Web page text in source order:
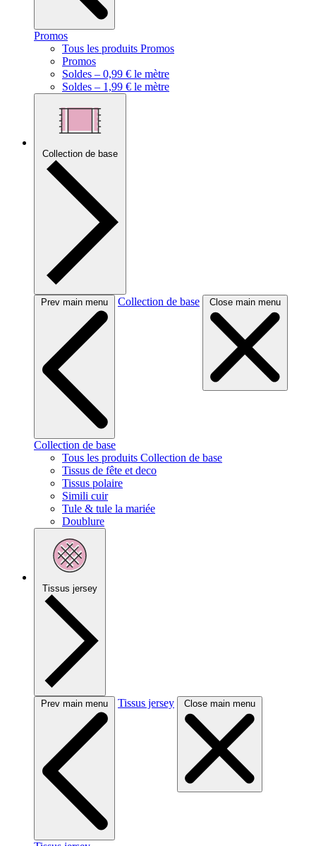
Promos
Tous les produits Promos
Promos
Soldes – 0,99 € le mètre
Soldes – 1,99 € le mètre
Collection de base
Prev main menu Collection de base Close main menu
Collection de base
Tous les produits Collection de base
Tissus de fête et deco
Tissus polaire
Simili cuir
Tule & tule la mariée
Doublure
Tissus jersey
Prev main menu Tissus jersey Close main menu